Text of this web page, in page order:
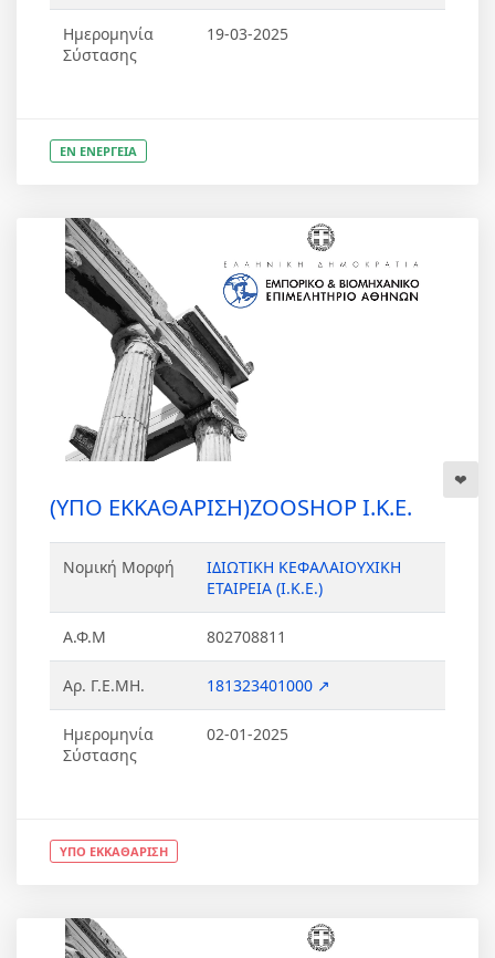
Ημερομηνία
Σύστασης
19-03-2025
ΕΝ ΕΝΕΡΓΕΙΑ
(ΥΠΟ ΕΚΚΑΘΑΡΙΣΗ)ZOOSHOP Ι.Κ.Ε.
Νομική Μορφή
ΙΔΙΩΤΙΚΗ ΚΕΦΑΛΑΙΟΥΧΙΚΗ
ΕΤΑΙΡΕΙΑ (Ι.Κ.Ε.)
Α.Φ.Μ 802708811
Αρ. Γ.Ε.ΜΗ. 181323401000 ↗
Ημερομηνία
Σύστασης
02-01-2025
ΥΠΟ ΕΚΚΑΘΑΡΙΣΗ